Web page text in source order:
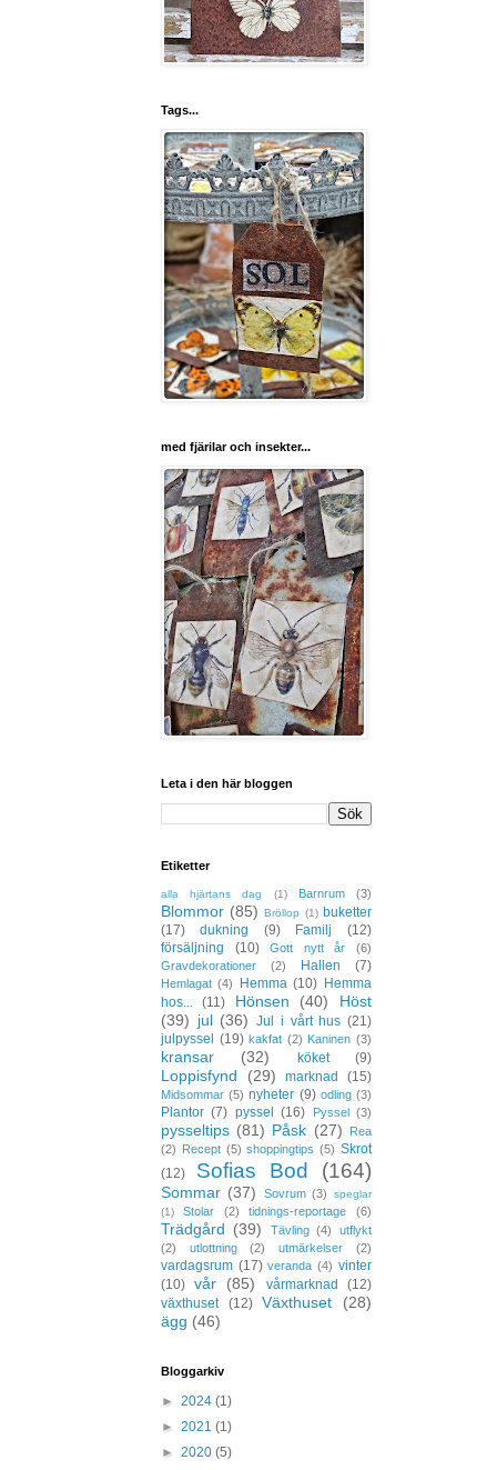
Tags...
med fjärilar och insekter...
Leta i den här bloggen
Etiketter
alla hjärtans dag (1) Barnrum (3)
Blommor (85) Bröllop (1) buketter
(17)
dukning (9) Familj
(12)
försäljning
(10) Gott nytt år
(6)
Gravdekorationer
(2) Hallen (7)
Hemlagat (4) Hemma (10) Hemma
hos...
(11) Hönsen (40)
Höst
(39) jul (36) Jul i vårt hus (21)
julpyssel
(19) kakfat (2) Kaninen (3)
kransar (32) köket (9)
Loppisfynd (29) marknad (15)
Midsommar (5) nyheter (9) odling (3)
Plantor (7) pyssel (16) Pyssel (3)
pysseltips (81) Påsk (27)
Rea
(2) Recept (5) shoppingtips (5) Skrot
(12)
Sofias Bod (164)
Sommar (37) Sovrum (3)
speglar
(1)
Stolar (2) tidnings-reportage (6)
Trädgård (39) Tävling (4)
utflykt
(2)
utlottning (2) utmärkelser (2)
vardagsrum (17) veranda (4) vinter
(10) vår (85) vårmarknad
(12)
växthuset
(12) Växthuset
(28)
ägg (46)
Bloggarkiv
► 2024 (1)
► 2021 (1)
► 2020 (5)